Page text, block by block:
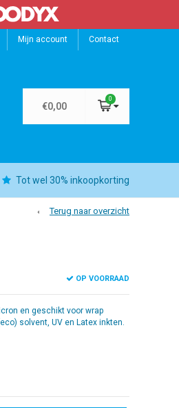
Mijn account Contact
€0,00
0
Tot wel 30% inkoopkorting
Terug naar overzicht
OP VOORRAAD
en geschikt voor wrap
solvent, UV en Latex inkten.